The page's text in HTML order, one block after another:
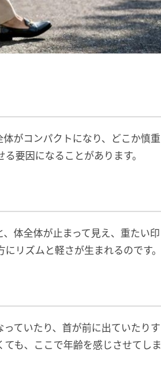
がコンパクトになり、どこか慎重
要因になることがあります。
体全体が止まって見え、重たい印
リズムと軽さが生まれるのです。
ていたり、首が前に出ていたりす
も、ここで年齢を感じさせてしま